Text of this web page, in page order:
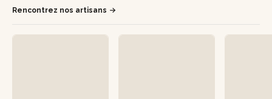
Rencontrez nos artisans